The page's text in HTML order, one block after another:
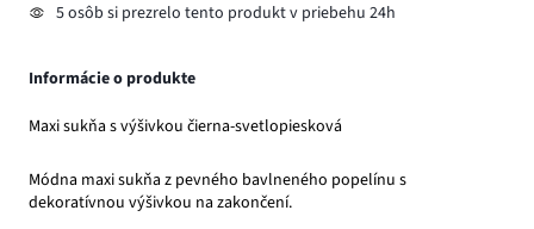
5 osôb si prezrelo tento produkt v priebehu 24h
Informácie o produkte
Maxi sukňa s výšivkou čierna-svetlopiesková
Módna maxi sukňa z pevného bavlneného popelínu s
dekoratívnou výšivkou na zakončení.